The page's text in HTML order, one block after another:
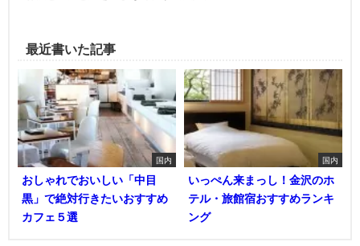
最近書いた記事
国内
おしゃれでおいしい「中目
黒」で絶対行きたいおすすめ
カフェ５選
国内
いっぺん来まっし！金沢のホ
テル・旅館宿おすすめランキ
ング